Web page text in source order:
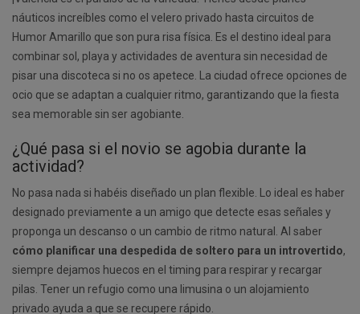
náuticos increíbles como el velero privado hasta circuitos de
Humor Amarillo que son pura risa física. Es el destino ideal para
combinar sol, playa y actividades de aventura sin necesidad de
pisar una discoteca si no os apetece. La ciudad ofrece opciones de
ocio que se adaptan a cualquier ritmo, garantizando que la fiesta
sea memorable sin ser agobiante.
¿Qué pasa si el novio se agobia durante la
actividad?
No pasa nada si habéis diseñado un plan flexible. Lo ideal es haber
designado previamente a un amigo que detecte esas señales y
proponga un descanso o un cambio de ritmo natural. Al saber
cómo planificar una despedida de soltero para un introvertido,
siempre dejamos huecos en el timing para respirar y recargar
pilas. Tener un refugio como una limusina o un alojamiento
privado ayuda a que se recupere rápido.